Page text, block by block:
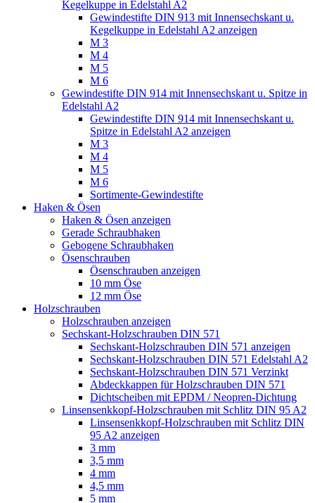
Kegelkuppe in Edelstahl A2
Gewindestifte DIN 913 mit Innensechskant u.
Kegelkuppe in Edelstahl A2 anzeigen
M 3
M 4
M 5
M 6
Gewindestifte DIN 914 mit Innensechskant u. Spitze in
Edelstahl A2
Gewindestifte DIN 914 mit Innensechskant u.
Spitze in Edelstahl A2 anzeigen
M 3
M 4
M 5
M 6
Sortimente-Gewindestifte
Haken & Ösen
Haken & Ösen anzeigen
Gerade Schraubhaken
Gebogene Schraubhaken
Ösenschrauben
Ösenschrauben anzeigen
10 mm Öse
12 mm Öse
Holzschrauben
Holzschrauben anzeigen
Sechskant-Holzschrauben DIN 571
Sechskant-Holzschrauben DIN 571 anzeigen
Sechskant-Holzschrauben DIN 571 Edelstahl A2
Sechskant-Holzschrauben DIN 571 Verzinkt
Abdeckkappen für Holzschrauben DIN 571
Dichtscheiben mit EPDM / Neopren-Dichtung
Linsensenkkopf-Holzschrauben mit Schlitz DIN 95 A2
Linsensenkkopf-Holzschrauben mit Schlitz DIN
95 A2 anzeigen
3 mm
3,5 mm
4 mm
4,5 mm
5 mm